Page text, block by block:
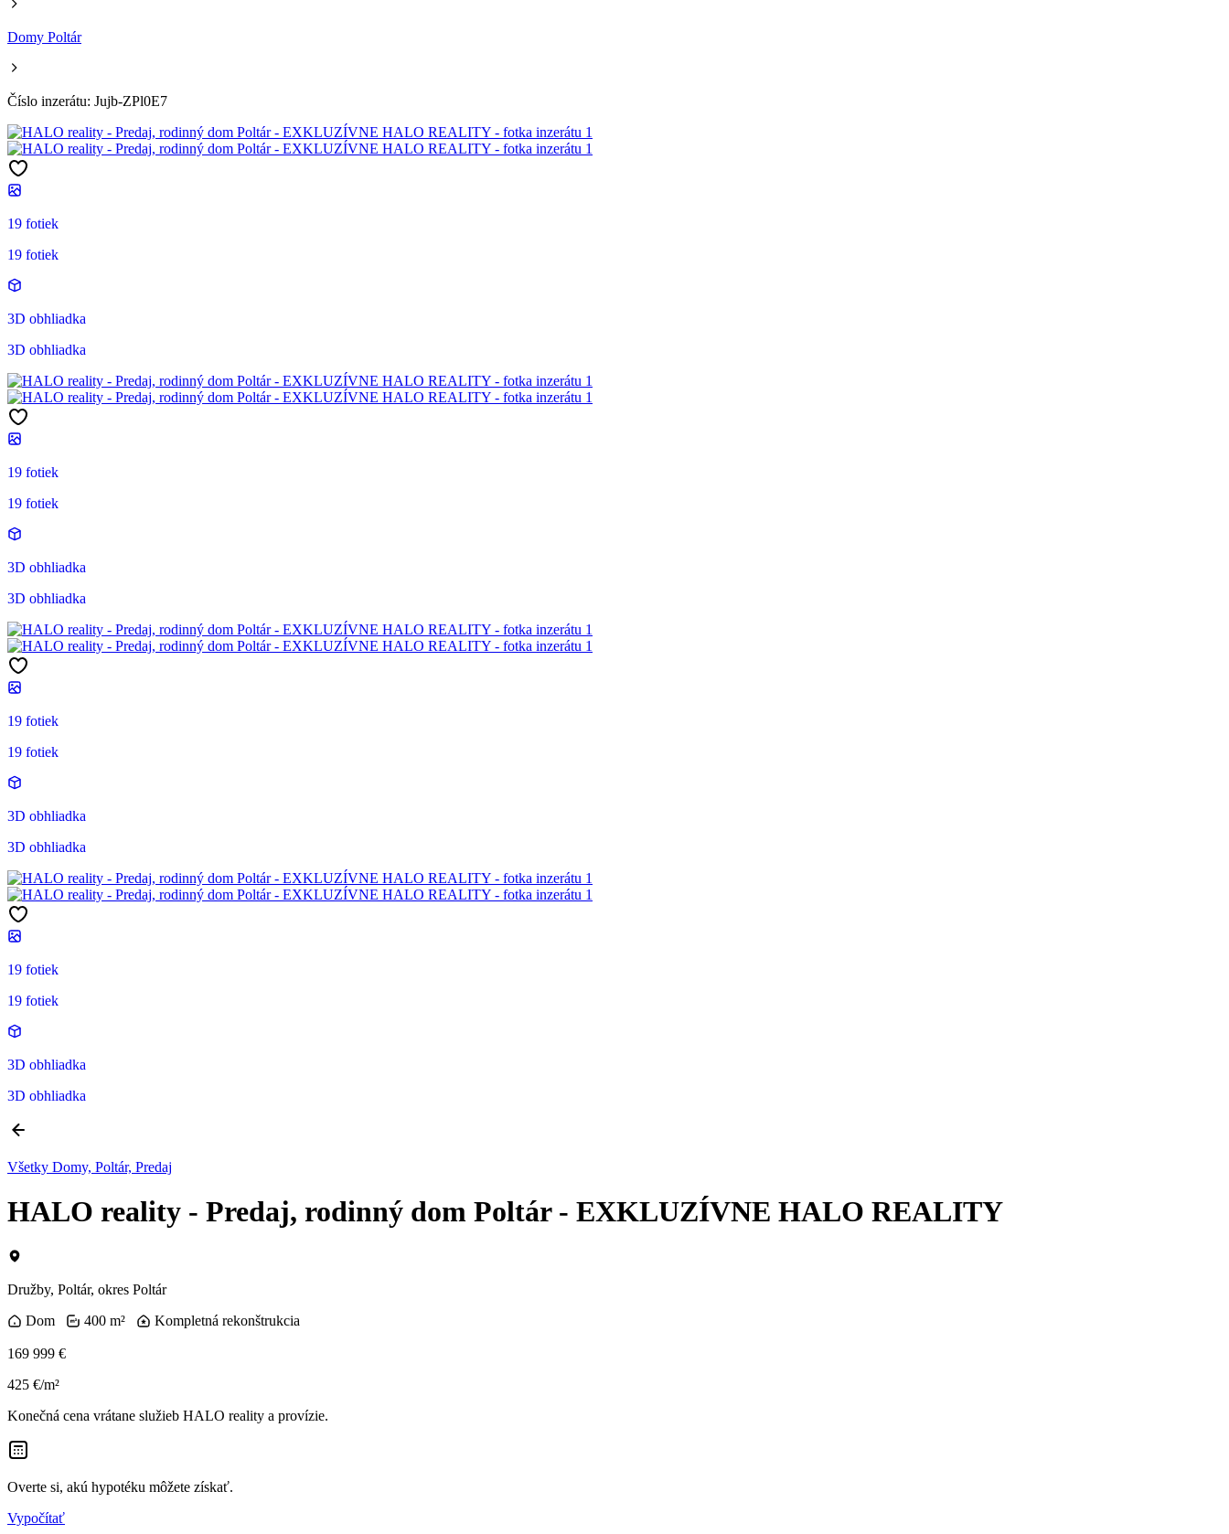
Domy Poltár
Číslo inzerátu: Jujb-ZPl0E7
19 fotiek
19 fotiek
3D obhliadka
3D obhliadka
19 fotiek
19 fotiek
3D obhliadka
3D obhliadka
19 fotiek
19 fotiek
3D obhliadka
3D obhliadka
19 fotiek
19 fotiek
3D obhliadka
3D obhliadka
Všetky Domy, Poltár, Predaj
HALO reality - Predaj, rodinný dom Poltár - EXKLUZÍVNE HALO REALITY
Družby, Poltár, okres Poltár
Dom
400 m² Kompletná rekonštrukcia
169 999 €
425 €/m²
Konečná cena vrátane služieb HALO reality a provízie.
Overte si, akú hypotéku môžete získať.
Vypočítať